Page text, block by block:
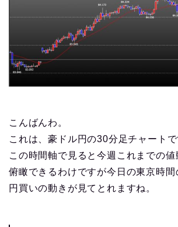
こんばんわ。
これは、豪ドル円の30分足チャートで
この時間軸で見ると今週これまでの値
俯瞰できるわけですが今日の東京時間
円買いの動きが見てとれますね。